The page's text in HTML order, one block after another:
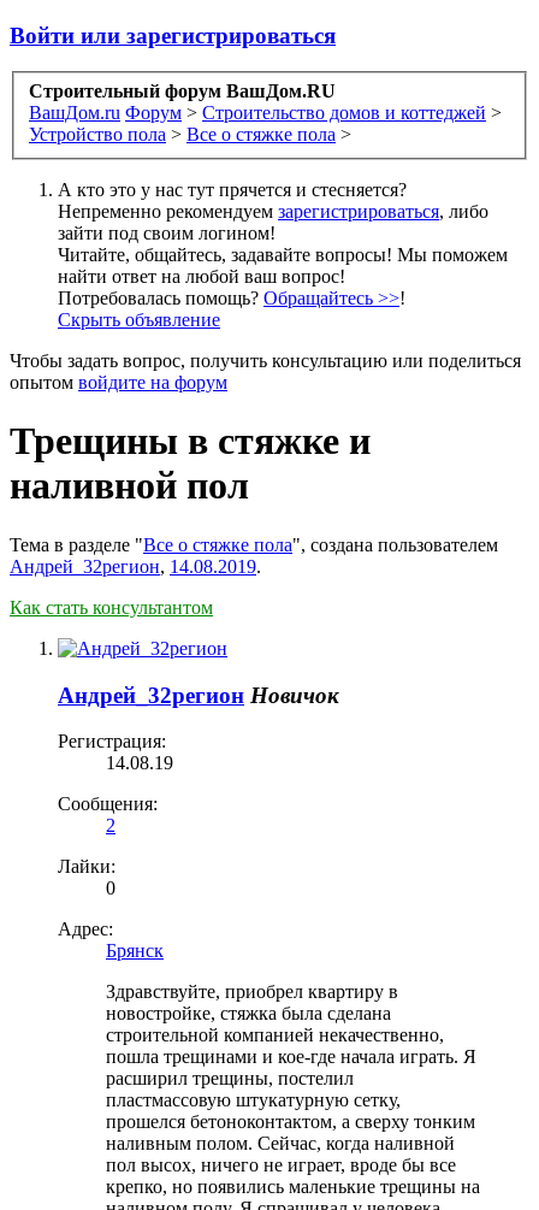
Войти или зарегистрироваться
Строительный форум ВашДом.RU
ВашДом.ru Форум > Строительство домов и коттеджей >
Устройство пола > Все о стяжке пола >
А кто это у нас тут прячется и стесняется?
Непременно рекомендуем зарегистрироваться, либо
зайти под своим логином!
Читайте, общайтесь, задавайте вопросы! Мы поможем
найти ответ на любой ваш вопрос!
Потребовалась помощь? Обращайтесь >>!
Скрыть объявление
Чтобы задать вопрос, получить консультацию или поделиться
опытом войдите на форум
Трещины в стяжке и
наливной пол
Тема в разделе "Все о стяжке пола", создана пользователем
Андрей_32регион, 14.08.2019.
Как стать консультантом
Андрей_32регион Новичок
Регистрация:
14.08.19
Сообщения:
2
Лайки:
0
Адрес:
Брянск
Здравствуйте, приобрел квартиру в
новостройке, стяжка была сделана
строительной компанией некачественно,
пошла трещинами и кое-где начала играть. Я
расширил трещины, постелил
пластмассовую штукатурную сетку,
прошелся бетоноконтактом, а сверху тонким
наливным полом. Сейчас, когда наливной
пол высох, ничего не играет, вроде бы все
крепко, но появились маленькие трещины на